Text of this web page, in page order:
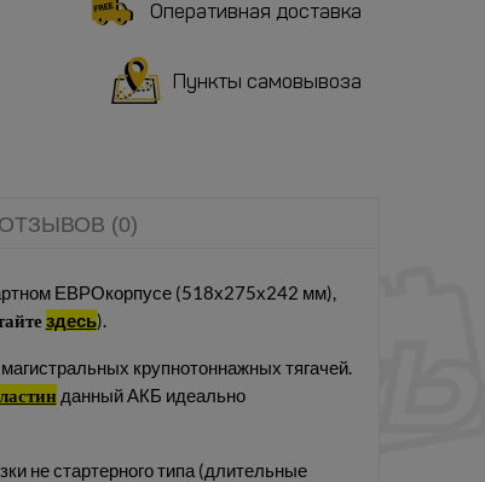
Оперативная доставка
Пункты самовывоза
ОТЗЫВОВ (0)
ЕВРОкорпусе (518х275х242 мм),
здесь).
крупнотоннажных тягачей.
данный АКБ идеально
не стартерного типа (длительные